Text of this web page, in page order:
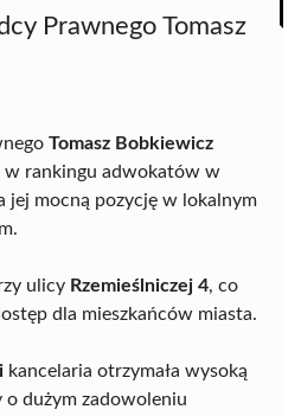
Prawnego Tomasz
Tomasz Bobkiewicz
w rankingu adwokatów w
jej mocną pozycję w lokalnym
ulicy Rzemieślniczej 4, co
dla mieszkańców miasta.
kancelaria otrzymała wysoką
o dużym zadowoleniu